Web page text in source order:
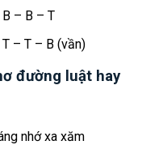
– B – T
– T – B (vần)
đường luật hay
nhớ xa xăm